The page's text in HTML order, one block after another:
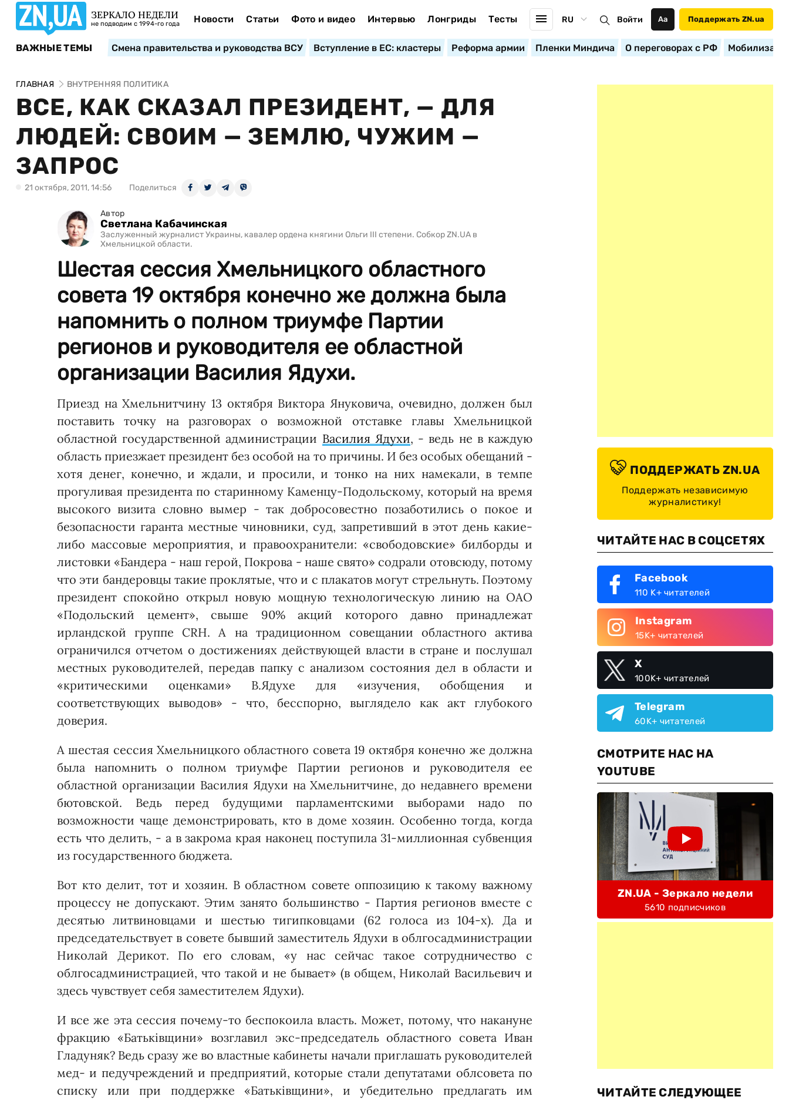
ЗЕРКАЛО НЕДЕЛИ
не подводим с 1994-го года Новости Статьи Фото и видео Интервью Лонгриды Тесты RU Войти Аа Поддержать ZN.ua
ВАЖНЫЕ ТЕМЫ Смена правительства и руководства ВСУ Вступление в ЕС: кластеры Реформа армии Пленки Миндича О переговорах с РФ
ГЛАВНАЯ ВНУТРЕННЯЯ ПОЛИТИКА
ВСЕ, КАК СКАЗАЛ ПРЕЗИДЕНТ, — ДЛЯ
ЛЮДЕЙ: СВОИМ — ЗЕМЛЮ, ЧУЖИМ —
ЗАПРОС
21 октября, 2011, 14:56 Поделиться
Автор
Светлана Кабачинская
Заслуженный журналист Украины, кавалер ордена княгини Ольги III степени. Собкор ZN.UA в
Хмельницкой области.
Шестая сессия Хмель­ницкого областного
совета 19 октября конечно же должна была
напомнить о полном триумфе Партии
регионов и руководителя ее областной
организации Василия Ядухи.
Приезд на Хмельнитчину 13 октября Виктора Януковича, очевидно, должен был
поставить точку на разговорах о возможной отставке главы Хмельницкой
областной государственной администрации Василия Ядухи, - ведь не в каждую
область приезжает президент без особой на то причины. И без особых обещаний -
хотя денег, конечно, и ждали, и просили, и тонко на них намекали, в темпе
прогуливая президента по старинному Каменцу-Подольскому, который на время
высокого визита словно вымер - так добросовестно позаботились о покое и
безопасности гаранта местные чиновники, суд, запретивший в этот день какие-
либо массовые мероприятия, и правоохранители: «свободовские» билборды и
листовки «Бандера - наш герой, Покрова - наше свято» содрали отовсюду, потому
что эти бандеровцы такие проклятые, что и с плакатов могут стрельнуть. Поэтому
президент спокойно открыл новую мощную технологическую линию на ОАО
«Подольский цемент», свыше 90% акций которого давно принадлежат
ирландской группе СRН. А на традиционном совещании областного актива
ограничился отчетом о достижениях действующей власти в стране и послушал
местных руководителей, передав папку с анализом состояния дел в области и
«критическими оценками» В.Ядухе для «изучения, обобщения и
соответствующих выводов» - что, бесспорно, выглядело как акт глубокого
доверия.
А шестая сессия Хмель­ницкого областного совета 19 октября конечно же должна
была напомнить о полном триумфе Партии регионов и руководителя ее
областной организации Василия Ядухи на Хмельнитчине, до недавнего времени
бютовской. Ведь перед будущими парламентскими выборами надо по
возможности чаще демонстрировать, кто в доме хозяин. Особенно тогда, когда
есть что делить, - а в закрома края наконец поступила 31-миллионная субвенция
из государственного бюджета.
Вот кто делит, тот и хозяин. В областном совете оппозицию к такому важному
процессу не допускают. Этим занято большинство - Партия регионов вместе с
десятью литвиновцами и шестью тигипковцами (62 голоса из 104-х). Да и
председательствует в совете бывший заместитель Ядухи в облгосадминистрации
Николай Дерикот. По его словам, «у нас сейчас такое сотрудничество с
облгосадминистрацией, что такой и не бывает» (в общем, Николай Васильевич и
здесь чувствует себя заместителем Ядухи).
И все же эта сессия почему-то беспокоила власть. Может, потому, что накануне
фракцию «Батьківщини» возглавил экс-председатель областного совета Иван
Гладуняк? Ведь сразу же во властные кабинеты начали приглашать руководителей
мед- и педучреждений и предприятий, которые стали депутатами облсовета по
списку или при поддержке «Батьківщини», и убедительно предлагать им
ПОДДЕРЖАТЬ ZN.UA
Поддержать независимую
журналистику!
ЧИТАЙТЕ НАС В СОЦСЕТЯХ
Facebook
110 K+ читателей
Instagram
15K+ читателей
X
100K+ читателей
Telegram
60K+ читателей
СМОТРИТЕ НАС НА
YOUTUBE
ZN.UA - Зеркало недели
5610 подписчиков
ЧИТАЙТЕ СЛЕДУЮЩЕЕ